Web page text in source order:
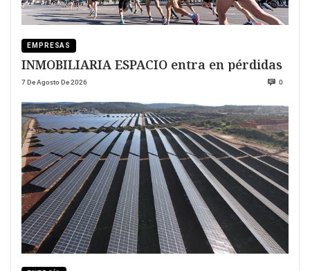
EMPRESAS
INMOBILIARIA ESPACIO entra en pérdidas
7 De Agosto De 2026 0